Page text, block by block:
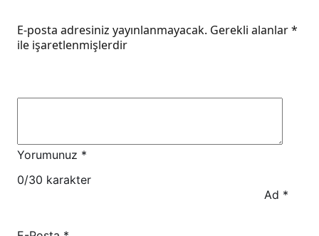
E-posta adresiniz yayınlanmayacak. Gerekli alanlar*
ile işaretlenmişlerdir
Yorumunuz *
0/30 karakter
Ad *